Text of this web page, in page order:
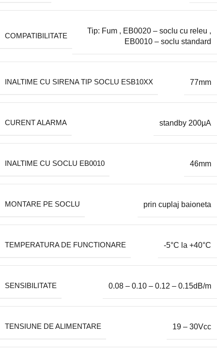
COMPATIBILITATE
Tip: Fum , EB0020 – soclu cu releu ,
EB0010 – soclu standard
INALTIME CU SIRENA TIP SOCLU ESB10XX 77mm
CURENT ALARMA standby 200µA
INALTIME CU SOCLU EB0010 46mm
MONTARE PE SOCLU prin cuplaj baioneta
TEMPERATURA DE FUNCTIONARE -5°C la +40°C
SENSIBILITATE 0.08 – 0.10 – 0.12 – 0.15dB/m
TENSIUNE DE ALIMENTARE 19 – 30Vcc